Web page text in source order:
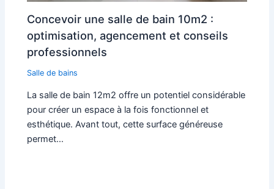
Concevoir une salle de bain 10m2 :
optimisation, agencement et conseils
professionnels
Salle de bains
La salle de bain 12m2 offre un potentiel considérable
pour créer un espace à la fois fonctionnel et
esthétique. Avant tout, cette surface généreuse
permet…